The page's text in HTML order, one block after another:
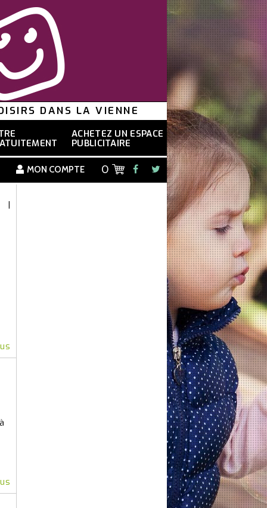
DANS LA VIENNE
ACHETEZ UN ESPACE
PUBLICITAIRE
MON COMPTE 0
|